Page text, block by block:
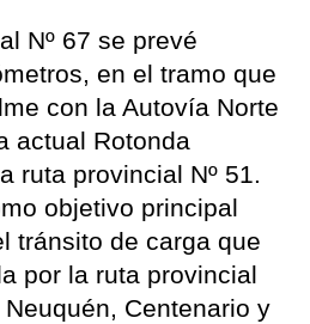
Nº 67 se prevé
en el tramo que
con la Autovía Norte
actual Rotonda
ruta provincial Nº 51.
objetivo principal
tránsito de carga que
por la ruta provincial
Centenario y